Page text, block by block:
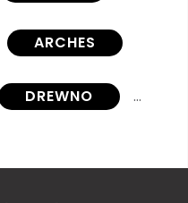
ARCHES
DREWNO